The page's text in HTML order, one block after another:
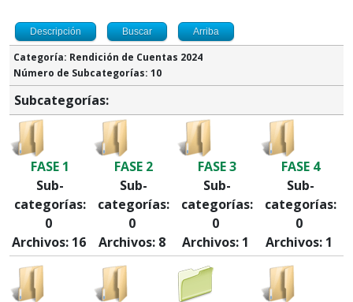
Descripción Buscar Arriba
Categoría: Rendición de Cuentas 2024
Número de Subcategorías: 10
Subcategorías:
FASE 1 FASE 2 FASE 3
FASE 4
Sub-
categorías:
0
Sub-
categorías:
0
Sub-
categorías:
0
Sub-
categorías:
0
Archivos: 16
Archivos: 8 Archivos: 1 Archivos: 1